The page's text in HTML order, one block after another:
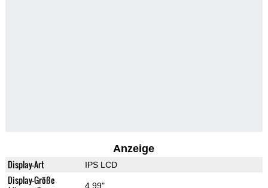
Anzeige
Display-Art IPS LCD
Display-Größe
4.99"